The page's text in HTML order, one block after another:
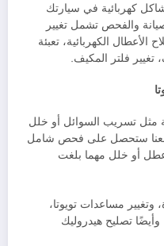
كهربائية في سيارتك
والفحص تشمل تغيير
الأعطال الكهربائية، تعبئة
تغيير فلتر المكيف.
مثل تسريب السوائل أو خلل
ستحصل على فحص شامل
عطل أو خلل مهما بلغت
وتغيير مساعدات تويوتا،
وأيضًا تصليح هيدروليك